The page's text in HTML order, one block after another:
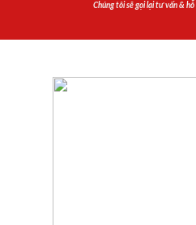
Chúng tôi sẽ gọi lại tư vấn &